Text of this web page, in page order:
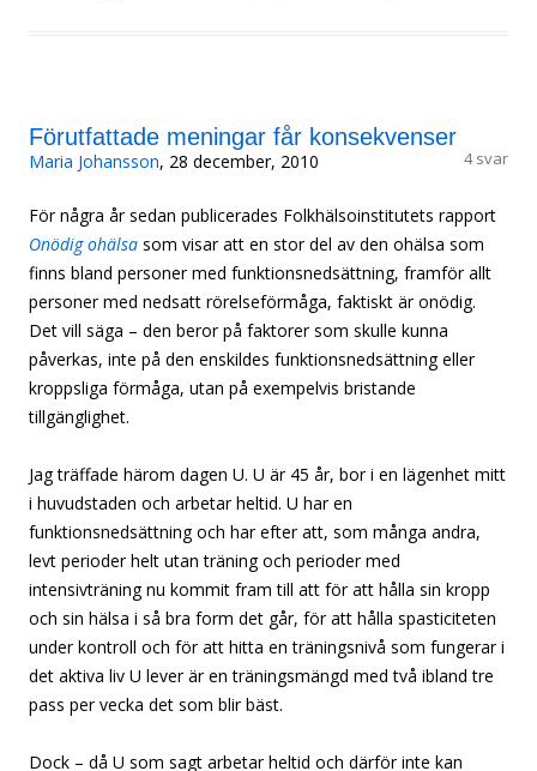
Förutfattade meningar får konsekvenser
Maria Johansson, 28 december, 2010 4 svar
För några år sedan publicerades Folkhälsoinstitutets rapport
Onödig ohälsa som visar att en stor del av den ohälsa som
finns bland personer med funktionsnedsättning, framför allt
personer med nedsatt rörelseförmåga, faktiskt är onödig.
Det vill säga – den beror på faktorer som skulle kunna
påverkas, inte på den enskildes funktionsnedsättning eller
kroppsliga förmåga, utan på exempelvis bristande
tillgänglighet.
Jag träffade härom dagen U. U är 45 år, bor i en lägenhet mitt
i huvudstaden och arbetar heltid. U har en
funktionsnedsättning och har efter att, som många andra,
levt perioder helt utan träning och perioder med
intensivträning nu kommit fram till att för att hålla sin kropp
och sin hälsa i så bra form det går, för att hålla spasticiteten
under kontroll och för att hitta en träningsnivå som fungerar i
det aktiva liv U lever är en träningsmängd med två ibland tre
pass per vecka det som blir bäst.
Dock – då U som sagt arbetar heltid och därför inte kan